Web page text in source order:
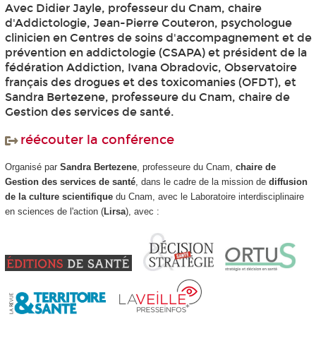
Avec Didier Jayle, professeur du Cnam, chaire
d'Addictologie, Jean-Pierre Couteron, psychologue
clinicien en Centres de soins d'accompagnement et de
prévention en addictologie (CSAPA) et président de la
fédération Addiction, Ivana Obradovic, Observatoire
français des drogues et des toxicomanies (OFDT), et
Sandra Bertezene, professeure du Cnam, chaire de
Gestion des services de santé.
réécouter la conférence
Organisé par Sandra Bertezene, professeure du Cnam, chaire de
Gestion des services de santé, dans le cadre de la mission de diffusion
de la culture scientifiquedu Cnam, avec le Laboratoire interdisciplinaire
en sciences de l'action (Lirsa), avec :